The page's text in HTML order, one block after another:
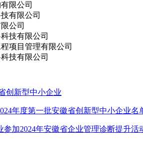
限公司
有限公司
公司
技有限公司
项目管理有限公司
技有限公司
创新型中小企业
年度第一批安徽省创新型中小企业名
参加2024年安徽省企业管理诊断提升活